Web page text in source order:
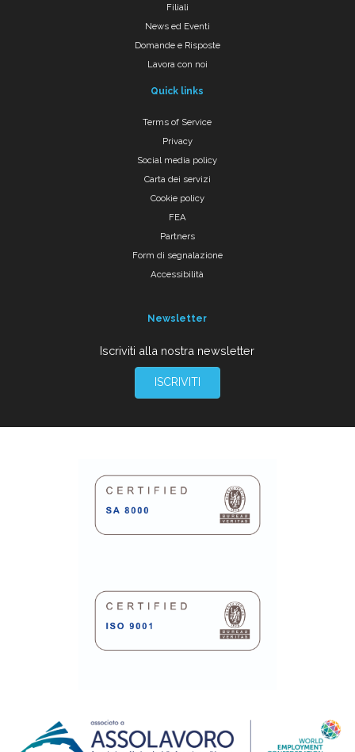
Filiali
News ed Eventi
Domande e Risposte
Lavora con noi
Quick links
Terms of Service
Privacy
Social media policy
Carta dei servizi
Cookie policy
FEA
Partners
Form di segnalazione
Accessibilità
Newsletter
Iscriviti alla nostra newsletter
ISCRIVITI